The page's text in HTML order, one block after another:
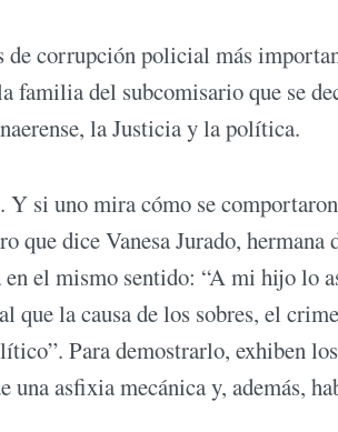
de corrupción policial más
del subcomisario que se
la Justicia y la política.
si uno mira cómo se
que dice Vanesa Jurado, hermana
el mismo sentido: “A mi hijo lo
que la causa de los sobres, el
Para demostrarlo, exhiben
asfixia mecánica y, además,